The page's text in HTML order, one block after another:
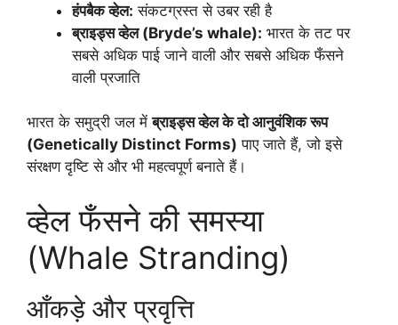
हंपबैक व्हेल: संकटग्रस्त से उबर रही है
ब्राइड्स व्हेल (Bryde’s whale): भारत के तट पर
सबसे अधिक पाई जाने वाली और सबसे अधिक फँसने
वाली प्रजाति
भारत के समुद्री जल मेंब्राइड्स व्हेल के दो आनुवंशिक रूप
(Genetically Distinct Forms) पाए जाते हैं, जो इसे
संरक्षण दृष्टि से और भी महत्वपूर्ण बनाते हैं।
व्हेल फँसने की समस्या
(Whale Stranding)
आँकड़े और प्रवृत्ति